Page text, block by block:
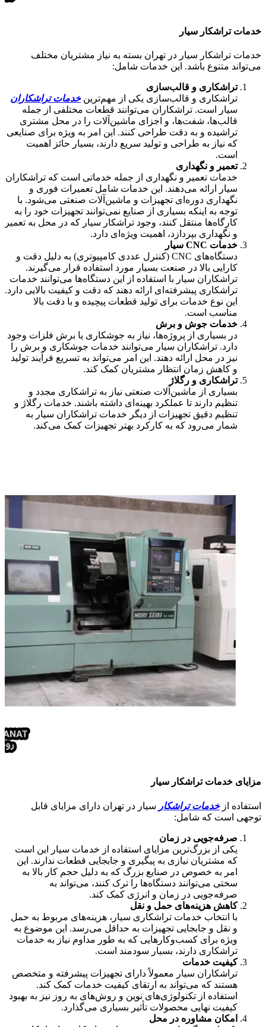
خدمات تراشکار سیار
خدمات تراشکار سیار در تهران بسته به نیاز مشتریان مختلف
می‌تواند متنوع باشد. این خدمات شامل:
تراشکاری و قالب‌سازی
تراشکاری و قالب‌سازی یکی از مهم‌ترینخدمات تراشکاران
سیار است. تراشکاران می‌توانند قطعات مختلفی از جمله
قالب‌ها، شفت‌ها، و اجزای ماشین‌آلات را در محل مشتری
تراشیده و به دقت طراحی کنند. این امر به ویژه برای صنایعی
که نیاز به طراحی و تولید سریع دارند، بسیار حائز اهمیت
است.
تعمیر و نگهداری
خدمات تعمیر و نگهداری از جمله خدماتی است که تراشکاران
سیار ارائه می‌دهند. این خدمات شامل تعمیرات فوری و
نگهداری دوره‌ای تجهیزات و ماشین‌آلات صنعتی می‌شود. با
توجه به اینکه بسیاری از صنایع نمی‌توانند تجهیزات خود را به
کارگاه‌ها منتقل کنند، وجود تراشکار سیار که در محل به تعمیر
و نگهداری بپردازد، اهمیت ویژه‌ای دارد.
خدمات CNC سیار
دستگاه‌های CNC (کنترل عددی کامپیوتری) به دلیل دقت و
کارایی بالا در صنعت بسیار مورد استفاده قرار می‌گیرند.
تراشکاران سیار با استفاده از این دستگاه‌ها می‌توانند خدمات
تراشکاری پیشرفته‌ای ارائه دهند که دقت و کیفیت بالایی دارد.
این نوع خدمات برای تولید قطعات پیچیده و با دقت بالا
مناسب است.
خدمات جوش و برش
در بسیاری از پروژه‌ها، نیاز به جوشکاری یا برش فلزات وجود
دارد. تراشکاران سیار می‌توانند خدمات جوشکاری و برش را
نیز در محل ارائه دهند. این امر می‌تواند به تسریع فرآیند تولید
و کاهش زمان انتظار مشتریان کمک کند.
تراشکاری و رگلاژ
بسیاری از ماشین‌آلات صنعتی نیاز به تراشکاری مجدد و
تنظیم دارند تا عملکرد بهینه‌ای داشته باشند. خدمات رگلاژ و
تنظیم دقیق تجهیزات از دیگر خدمات تراشکاران سیار به
شمار می‌رود که به کارکرد بهتر تجهیزات کمک می‌کند.
مزایای خدمات تراشکار سیار
استفاده ازخدمات تراشکار سیار در تهران دارای مزایای قابل
توجهی است که شامل:
صرفه‌جویی در زمان
یکی از بزرگ‌ترین مزایای استفاده از خدمات سیار این است
که مشتریان نیازی به پیگیری و جابجایی قطعات ندارند. این
امر به خصوص در صنایع بزرگ که به دلیل حجم کار بالا به
سختی می‌توانند دستگاه‌ها را ترک کنند، می‌تواند به
صرفه‌جویی در زمان و انرژی کمک کند.
کاهش هزینه‌های حمل و نقل
با انتخاب خدمات تراشکاری سیار، هزینه‌های مربوط به حمل
و نقل و جابجایی تجهیزات به حداقل می‌رسد. این موضوع به
ویژه برای کسب‌وکارهایی که به طور مداوم نیاز به خدمات
تراشکاری دارند، بسیار سودمند است.
کیفیت خدمات
تراشکاران سیار معمولاً دارای تجهیزات پیشرفته و متخصص
هستند که می‌تواند به ارتقای کیفیت خدمات کمک کند.
استفاده از تکنولوژی‌های نوین و روش‌های به روز نیز به بهبود
کیفیت نهایی محصولات تأثیر بسیاری می‌گذارد.
امکان مشاوره در محل